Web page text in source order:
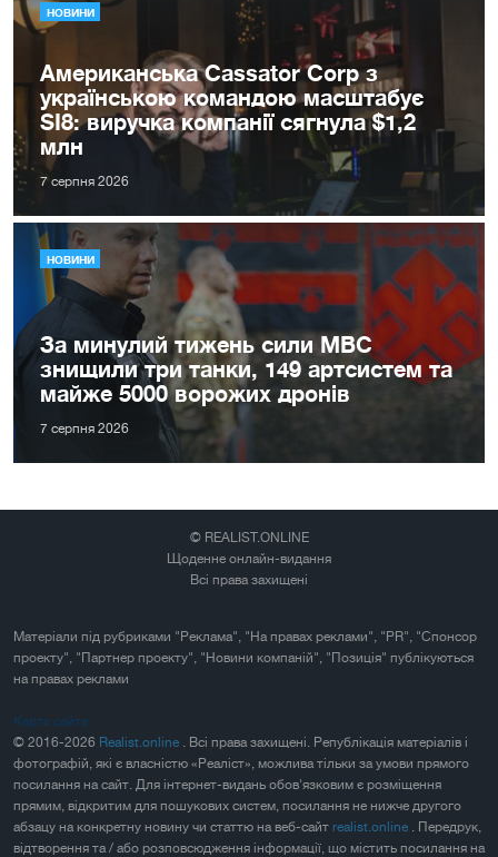
НОВИНИ
Американська Cassator Corp з
українською командою масштабує
SI8: виручка компанії сягнула $1,2
млн
7 серпня 2026
НОВИНИ
За минулий тижень сили МВС
знищили три танки, 149 артсистем та
майже 5000 ворожих дронів
7 серпня 2026
© REALIST.ONLINE
Щоденне онлайн-видання
Всі права захищені
Матеріали під рубриками "Реклама", "На правах реклами", "PR", "Спонсор
проекту", "Партнер проекту", "Новини компаній", "Позиція" публікуються
на правах реклами
Карта сайта
© 2016-2026 Realist.online . Всі права захищені. Републікація матеріалів і
фотографій, які є власністю «Реаліст», можлива тільки за умови прямого
посилання на сайт. Для інтернет-видань обов'язковим є розміщення
прямим, відкритим для пошукових систем, посилання не нижче другого
абзацу на конкретну новину чи статтю на веб-сайт realist.online . Передрук,
відтворення та / або розповсюдження інформації, що містить посилання на